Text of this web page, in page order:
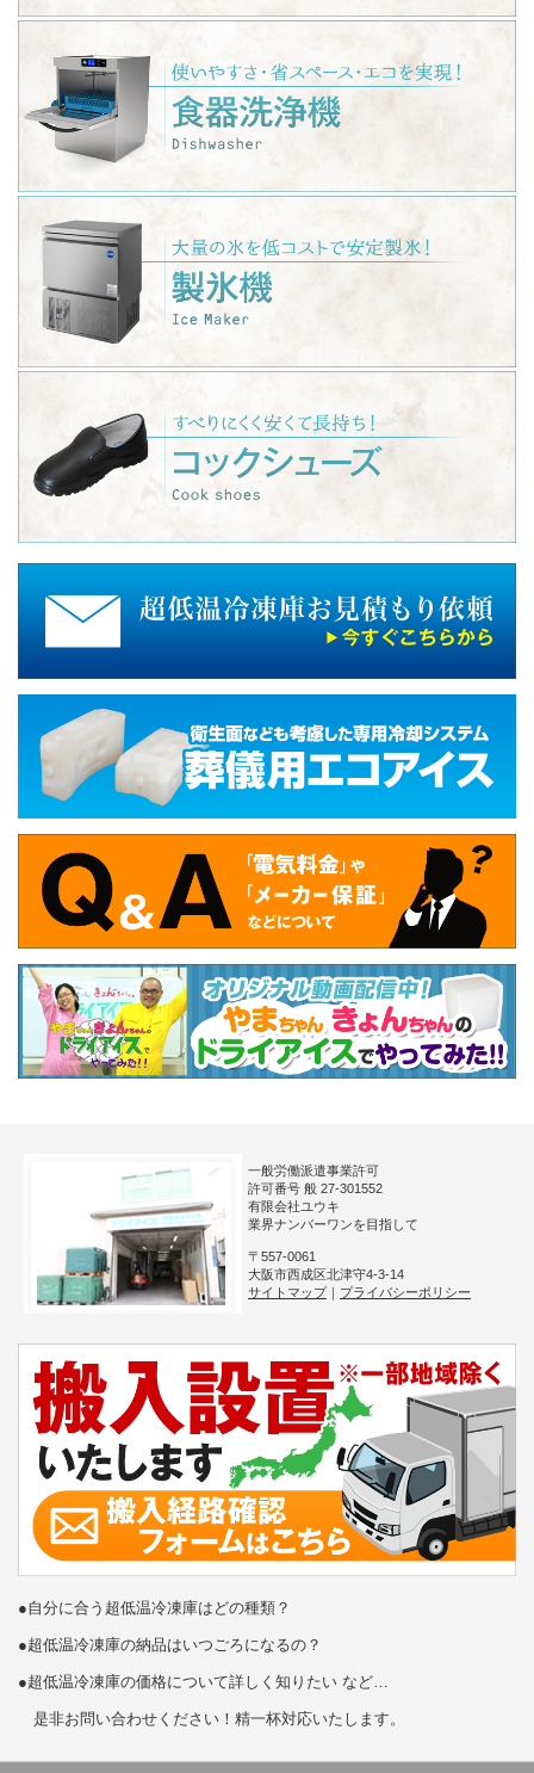
一般労働派遣事業許可
許可番号 般 27-301552
有限会社ユウキ
業界ナンバーワンを目指して
〒557-0061
大阪市西成区北津守4-3-14
サイトマップ
プライバシーポリシー
●自分に合う超低温冷凍庫はどの種類？
●超低温冷凍庫の納品はいつごろになるの？
●超低温冷凍庫の価格について詳しく知りたい など…
是非お問い合わせください！精一杯対応いたします。